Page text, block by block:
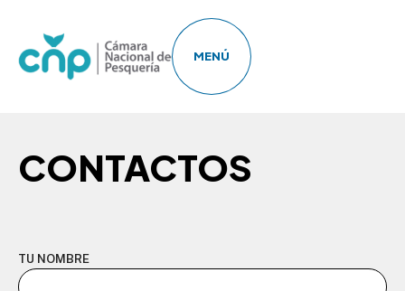
MENÚ
CONTACTOS
TU NOMBRE